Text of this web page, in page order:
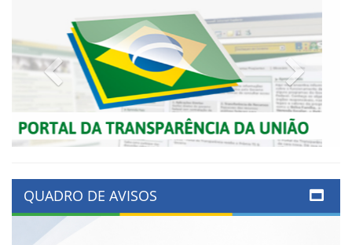
Previous
QUADRO DE AVISOS